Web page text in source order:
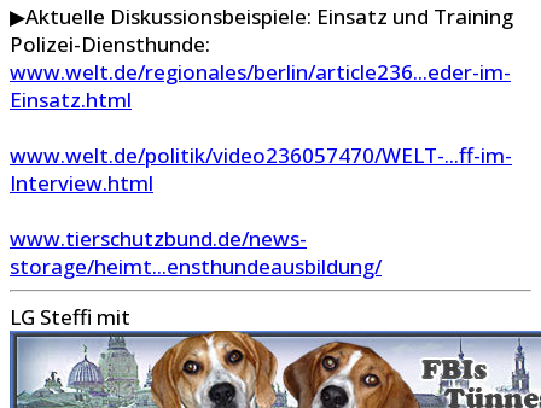
▶Aktuelle Diskussionsbeispiele: Einsatz und Training
Polizei-Diensthunde:
www.welt.de/regionales/berlin/article236...eder-im-
Einsatz.html
www.welt.de/politik/video236057470/WELT-...ff-im-
Interview.html
www.tierschutzbund.de/news-
storage/heimt...ensthundeausbildung/
LG Steffi mit